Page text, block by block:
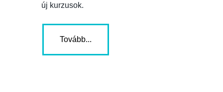
új kurzusok.
Tovább...